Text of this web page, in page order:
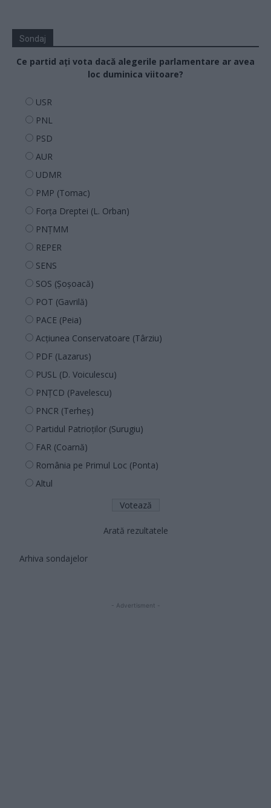
Sondaj
Ce partid ați vota dacă alegerile parlamentare ar avea
loc duminica viitoare?
USR
PNL
PSD
AUR
UDMR
PMP (Tomac)
Forța Dreptei (L. Orban)
PNȚMM
REPER
SENS
SOS (Șoșoacă)
POT (Gavrilă)
PACE (Peia)
Acțiunea Conservatoare (Târziu)
PDF (Lazarus)
PUSL (D. Voiculescu)
PNȚCD (Pavelescu)
PNCR (Terheș)
Partidul Patrioților (Surugiu)
FAR (Coarnă)
România pe Primul Loc (Ponta)
Altul
Arată rezultatele
Arhiva sondajelor
- Advertisment -